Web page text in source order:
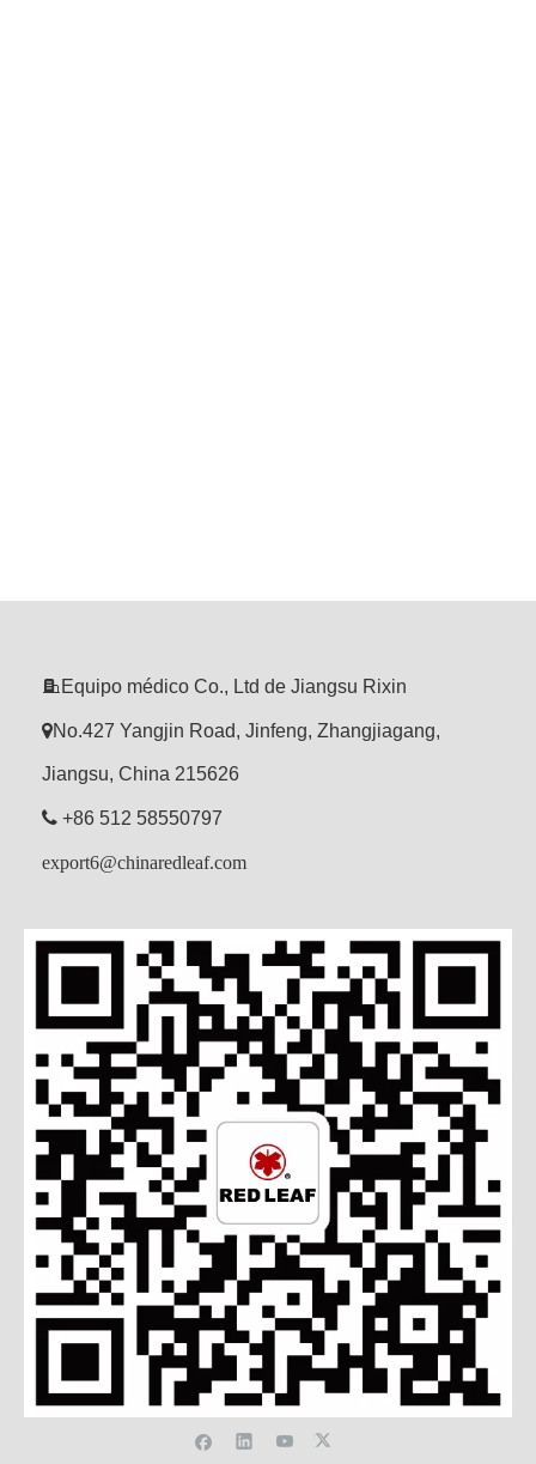
 Equipo médico Co., Ltd de Jiangsu Rixin
No.427 Yangjin Road, Jinfeng, Zhangjiagang,
Jiangsu, China 215626
 +86 512 58550797
export6@chinaredleaf.com